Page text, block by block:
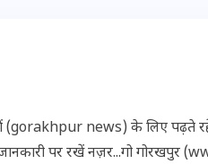
news) के लिए पढ़ते
पर रखें नज़र...गो गोरखपुर